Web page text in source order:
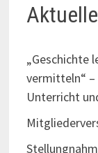
„Geschichte
vermitteln“
Unterricht